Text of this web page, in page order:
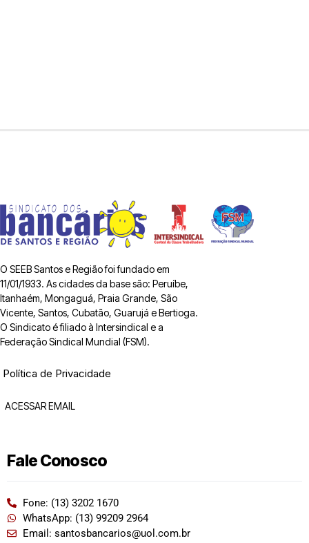
O SEEB Santos e Região foi fundado em
11/01/1933. As cidades da base são: Peruíbe,
Itanhaém, Mongaguá, Praia Grande, São
Vicente, Santos, Cubatão, Guarujá e Bertioga.
O Sindicato é filiado à Intersindical e a
Federação Sindical Mundial (FSM).
Política de Privacidade
ACESSAR EMAIL
Fale Conosco
Fone: (13) 3202 1670
WhatsApp: (13) 99209 2964
Email: santosbancarios@uol.com.br